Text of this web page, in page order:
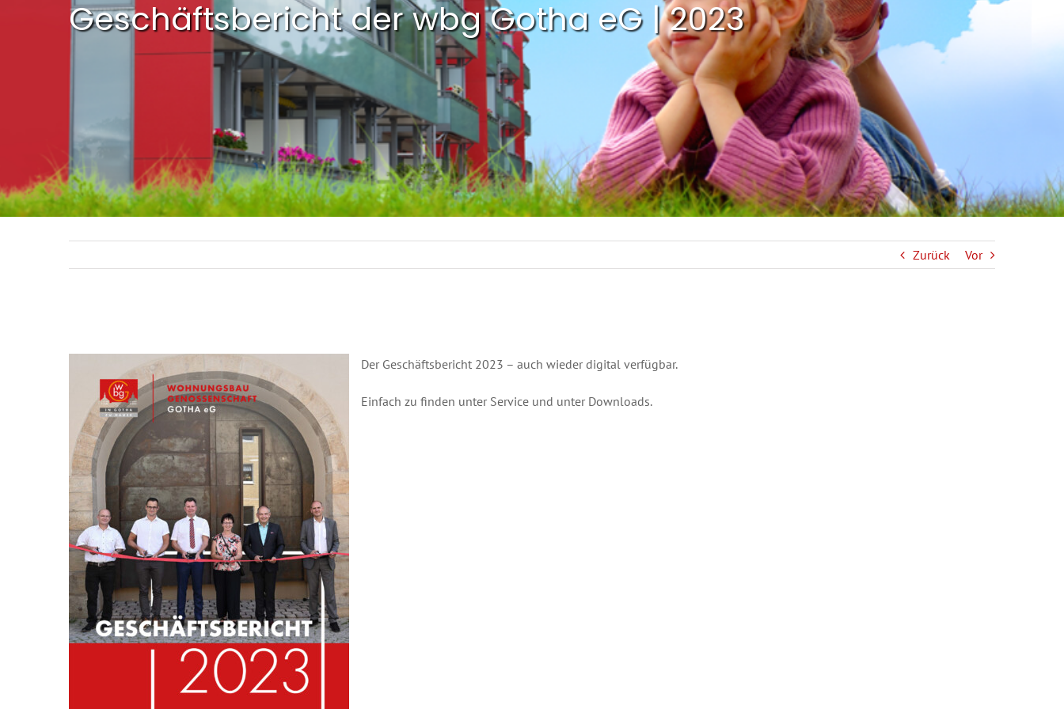
Geschäftsbericht der wbg Gotha eG | 2023
Zurück Vor
Der Geschäftsbericht 2023 – auch wieder digital verfügbar.
Einfach zu finden unter Service und unter Downloads.